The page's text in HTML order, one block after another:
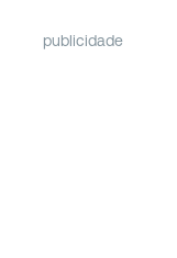
publicidade